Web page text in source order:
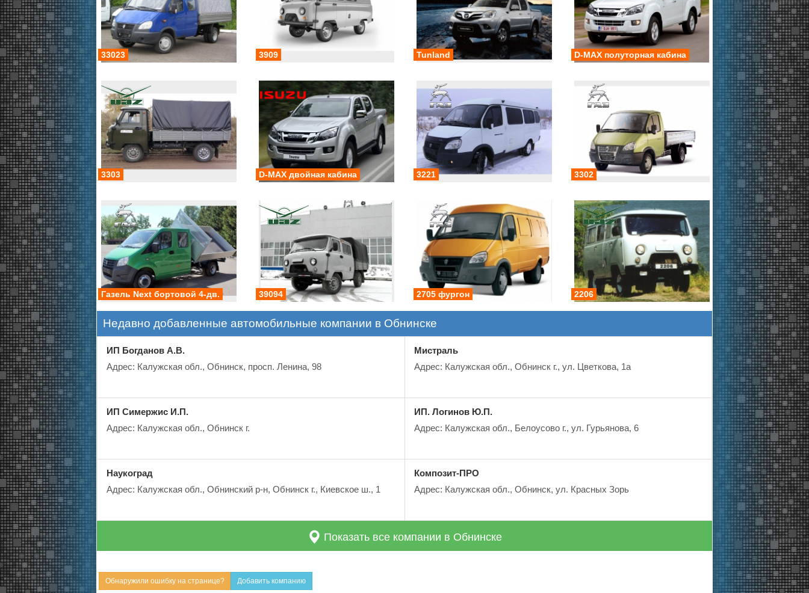
33023 3909 Tunland D-MAX полуторная кабина
3303 D-MAX двойная кабина 3221 3302
Газель Next бортовой 4-дв. 39094 2705 фургон 2206
Недавно добавленные автомобильные компании в Обнинске
ИП Богданов А.В.
Адрес: Калужская обл., Обнинск, просп. Ленина, 98
ИП Симержис И.П.
Адрес: Калужская обл., Обнинск г.
Наукоград
Адрес: Калужская обл., Oбнинский р-н, Обнинск г., Киевское ш., 1
Мистраль
Адрес: Калужская обл., Обнинск г., ул. Цветкова, 1а
ИП. Логинов Ю.П.
Адрес: Калужская обл., Белоусово г., ул. Гурьянова, 6
Композит-ПРО
Адрес: Калужская обл., Обнинск, ул. Красных Зорь
Показать все компании в Обнинске
Обнаружили ошибку на странице? Добавить компанию